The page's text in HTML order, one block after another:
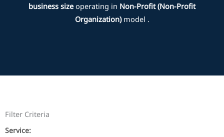
business sizeoperating in Non-Profit (Non-Profit
Organization)model .
Filter Criteria
Service: